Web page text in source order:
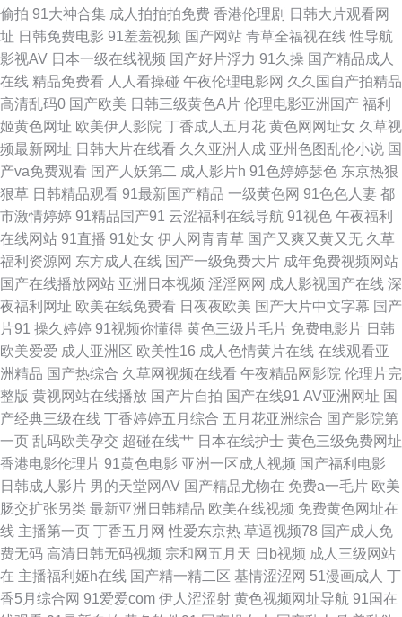
91视频夫妻 超碰91操 极品影院 欧洲久久 先锋影音资源5月天 AV午夜在线
欧美性交第八页 精品久久AV大香蕉 伊人久久成人网 丁香婷婷社区 男女一级
a黄 午夜福利国产一区 91福利导航大香蕉 97人妻人人操人人乐 人人超碰69
91pro成人 av久热 国内精品综久久 色导航免费在线视频 91porny九色 超碰
人人爱爱 九九视频2国 日韩网站3 91蜜桃网在线观看 国产厨房乱子伦 日韩国
产综合系列 在线成人伊人就去操 91视频在线观看18 岛国精品在线 久久午夜
福利专区 91av福利姬 www日韩无码 老熟女91九色 无码日韩尿 91国产黑丝
原创亚洲 肏老司机 九九成人 日韩精品首页 宅福利91视频 91视频网站在线免
费观看 老司机福利精品 影音先锋AV色 熟女撸撸黑人 95av 韩日a级 三级精品
aⅤ视频 91WWW黄站免费 91在现免费看 国产精品久久中文字 先锋影音自拍
91污导航 国产精海角 色色的网站 91v国产剧情片 www色图亚洲 精品国产精
品国产精品 污污色色 91工厂直播 黑丝美女91在线观看 91在线色 九色91国
产 五月丁香蕉 91国厂视频 AV基地网 精品国产成人麻豆 日韩麻豆欧美 91超
碰地址发布页 福利偷拍导航 人妖在线ts国产米兰 91国产丝袜 爱福利91微拍
偷拍 91大神合集 成人拍拍拍免费 香港伦理剧 日韩大片观看网
址 日韩免费电影 91羞羞视频 国产网站 青草全福视在线 性导航
影视AV 日本一级在线视频 国产好片浮力 91久操 国产精品成人
在线 精品免费看 人人看操碰 午夜伦理电影网 久久国自产拍精品
高清乱码0 国产欧美 日韩三级黄色A片 伦理电影亚洲国产 福利
姬黄色网址 欧美伊人影院 丁香成人五月花 黄色网网址女 久草视
频最新网址 日韩大片在线看 久久亚洲人成 亚州色图乱伦小说 国
产va免费观看 国产人妖第二 成人影片h 91色婷婷瑟色 东京热狠
狠草 日韩精品观看 91最新国产精品 一级黄色网 91色色人妻 都
市激情婷婷 91精品国产91 云涩福利在线导航 91视色 午夜福利
在线网站 91直播 91处女 伊人网青青草 国产又爽又黄又无 久草
福利资源网 东方成人在线 国产一级免费大片 成年免费视频网站
国产在线播放网站 亚洲日本视频 淫淫网网 成人影视国产在线 深
夜福利网址 欧美在线免费看 日夜夜欧美 国产大片中文字幕 国产
片91 操久婷婷 91视频你懂得 黄色三级片毛片 免费电影片 日韩
欧美爱爱 成人亚洲区 欧美性16 成人色情黄片在线 在线观看亚
洲精品 国产热综合 久草网视频在线看 午夜精品网影院 伦理片完
整版 黄视网站在线播放 国产片自拍 国产在线91 AV亚洲网址 国
产经典三级在线 丁香婷婷五月综合 五月花亚洲综合 国产影院第
一页 乱码欧美孕交 超碰在线艹 日本在线护士 黄色三级免费网址
香港电影伦理片 91黄色电影 亚洲一区成人视频 国产福利电影
日韩成人影片 男的天堂网AV 国产精品尤物在 免费a一毛片 欧美
肠交扩张另类 最新亚洲日韩精品 欧美在线视频 免费黄色网址在
线 主播第一页 丁香五月网 性爱东京热 草逼视频78 国产成人免
费无码 高清日韩无码视频 宗和网五月天 日b视频 成人三级网站
在 主播福利姬h在线 国产精一精二区 基情涩涩网 51漫画成人 丁
香5月综合网 91爱爱com 伊人涩涩射 黄色视频网址导航 91国在